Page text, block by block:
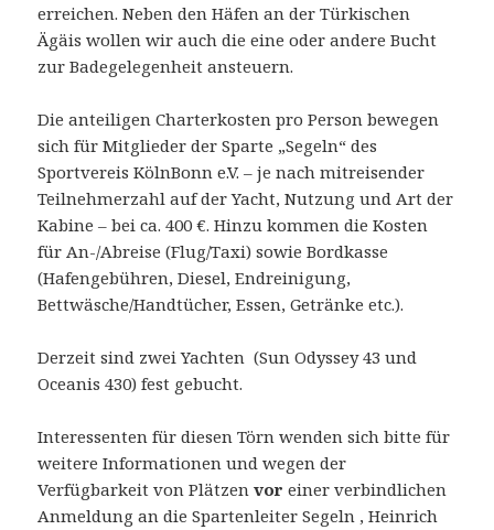
erreichen. Neben den Häfen an der Türkischen
Ägäis wollen wir auch die eine oder andere Bucht
zur Badegelegenheit ansteuern.
Die anteiligen Charterkosten pro Person bewegen
sich für Mitglieder der Sparte „Segeln“ des
Sportvereis KölnBonn e.V. – je nach mitreisender
Teilnehmerzahl auf der Yacht, Nutzung und Art der
Kabine – bei ca. 400 €. Hinzu kommen die Kosten
für An-/Abreise (Flug/Taxi) sowie Bordkasse
(Hafengebühren, Diesel, Endreinigung,
Bettwäsche/Handtücher, Essen, Getränke etc.).
Derzeit sind zwei Yachten (Sun Odyssey 43 und
Oceanis 430) fest gebucht.
Interessenten für diesen Törn wenden sich bitte für
weitere Informationen und wegen der
Verfügbarkeit von Plätzenvor einer verbindlichen
Anmeldung an die Spartenleiter Segeln , Heinrich